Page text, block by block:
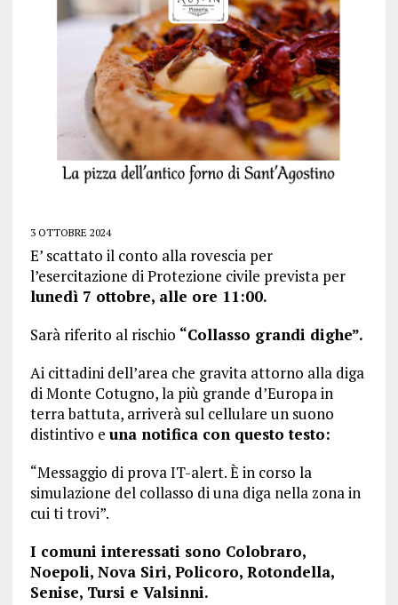
3 OTTOBRE 2024
E’ scattato il conto alla rovescia per
l’esercitazione di Protezione civile prevista per
lunedì 7 ottobre, alle ore 11:00.
Sarà riferito al rischio “Collasso grandi dighe”.
Ai cittadini dell’area che gravita attorno alla diga
di Monte Cotugno, la più grande d’Europa in
terra battuta, arriverà sul cellulare un suono
distintivo e una notifica con questo testo:
“Messaggio di prova IT-alert. È in corso la
simulazione del collasso di una diga nella zona in
cui ti trovi”.
I comuni interessati sono Colobraro,
Noepoli, Nova Siri, Policoro, Rotondella,
Senise, Tursi e Valsinni.